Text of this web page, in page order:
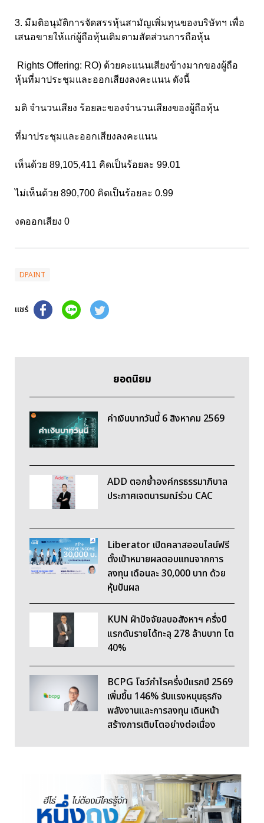
3. มีมติอนุมัติการจัดสรรหุ้นสามัญเพิ่มทุนของบริษัทฯ เพื่อ
เสนอขายให้แก่ผู้ถือหุ้นเดิมตามสัดส่วนการถือหุ้น
Rights Offering: RO) ด้วยคะแนนเสียงข้างมากของผู้ถือ
หุ้นที่มาประชุมและออกเสียงลงคะแนน ดังนี้
มติ จำนวนเสียง ร้อยละของจำนวนเสียงของผู้ถือหุ้น
ที่มาประชุมและออกเสียงลงคะแนน
เห็นด้วย 89,105,411 คิดเป็นร้อยละ 99.01
ไม่เห็นด้วย 890,700 คิดเป็นร้อยละ 0.99
งดออกเสียง 0
DPAINT
แชร์
ยอดนิยม
ค่าเงินบาทวันนี้ 6 สิงหาคม 2569
ADD ตอกย้ำองค์กรธรรมาภิบาล
ประกาศเจตนารมณ์ร่วม CAC
Liberator เปิดคลาสออนไลน์ฟรี
ตั้งเป้าหมายผลตอบแทนจากการ
ลงทุน เดือนละ 30,000 บาท ด้วย
หุ้นปันผล
KUN ฝ่าปัจจัยลบอสังหาฯ ครึ่งปี
แรกดันรายได้ทะลุ 278 ล้านบาท โต
40%
BCPG โชว์กำไรครึ่งปีแรกปี 2569
เพิ่มขึ้น 146% รับแรงหนุนธุรกิจ
พลังงานและการลงทุน เดินหน้า
สร้างการเติบโตอย่างต่อเนื่อง